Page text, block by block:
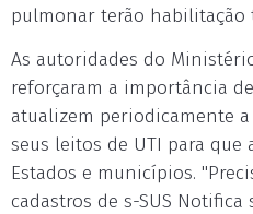
pulmonar terão habilitação
As autoridades do
reforçaram a importância
atualizem periodicamente
seus leitos de UTI para que
Estados e municípios.
cadastros de s-SUS